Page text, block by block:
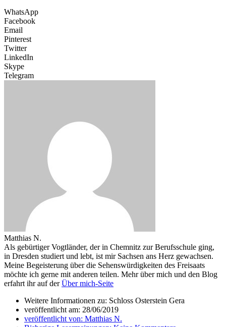
WhatsApp
Facebook
Email
Pinterest
Twitter
LinkedIn
Skype
Telegram
Matthias N.
Als gebürtiger Vogtländer, der in Chemnitz zur Berufsschule ging,
in Dresden studiert und lebt, ist mir Sachsen ans Herz gewachsen.
Meine Begeisterung über die Sehenswürdigkeiten des Freisaats
möchte ich gerne mit anderen teilen. Mehr über mich und den Blog
erfahrt ihr auf derÜber mich-Seite
Weitere Informationen zu: Schloss Osterstein Gera
veröffentlicht am: 28/06/2019
veröffentlicht von: Matthias N.